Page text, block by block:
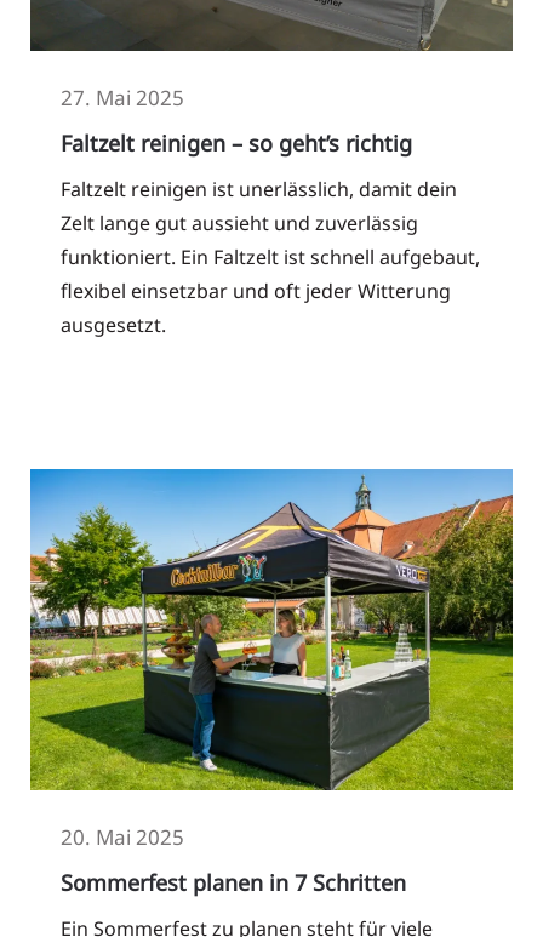
27. Mai 2025
Faltzelt reinigen – so geht’s richtig
Faltzelt reinigen ist unerlässlich, damit dein
Zelt lange gut aussieht und zuverlässig
funktioniert. Ein Faltzelt ist schnell aufgebaut,
flexibel einsetzbar und oft jeder Witterung
ausgesetzt.
20. Mai 2025
Sommerfest planen in 7 Schritten
Ein Sommerfest zu planen steht für viele